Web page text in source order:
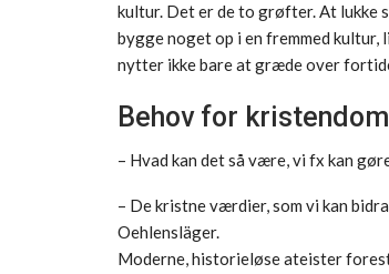
kultur. Det er de to grøfter. At lukke
bygge noget op i en fremmed
nytter ikke bare at græde over
Behov for kristendom
– Hvad kan det så være, vi fx kan
– De kristne værdier, som vi kan
Oehlensläger.
Moderne, historieløse ateister